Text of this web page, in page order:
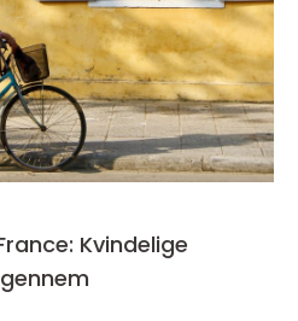
Kvindelige